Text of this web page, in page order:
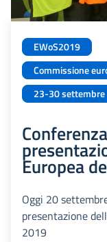
EWoS2019
Commissione
23-30 settembre
Europea
Oggi 20
presentazione
2019